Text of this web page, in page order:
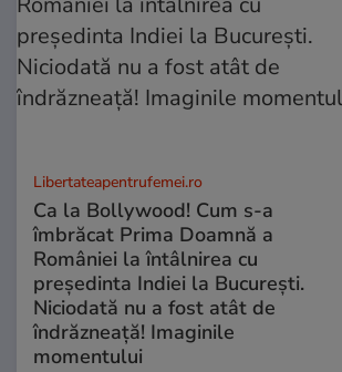
Libertateapentrufemei.ro
Ca la Bollywood! Cum s-a
îmbrăcat Prima Doamnă a
României la întâlnirea cu
președinta Indiei la București.
Niciodată nu a fost atât de
îndrăzneață! Imaginile
momentului